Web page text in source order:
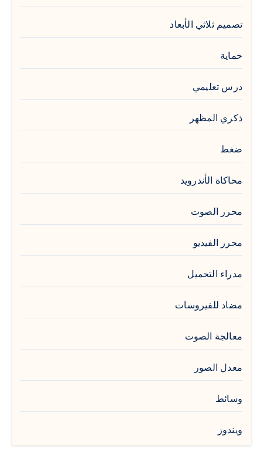
تصميم ثلاثي الأبعاد
حماية
درس تعليمي
ذكري المظهر
ضغط
محاكاة الأندرويد
محرر الصوت
محرر الفيديو
مدراء التحميل
مضاد للفيروسات
معالجة الصوت
معدل الصور
وسائط
ويندوز